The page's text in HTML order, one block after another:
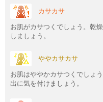
カサカサ
お肌がカサつくでしょう。乾
しましょう。
ややカサカサ
お肌はややかカサつくでしょ
出に気を付けましょう。